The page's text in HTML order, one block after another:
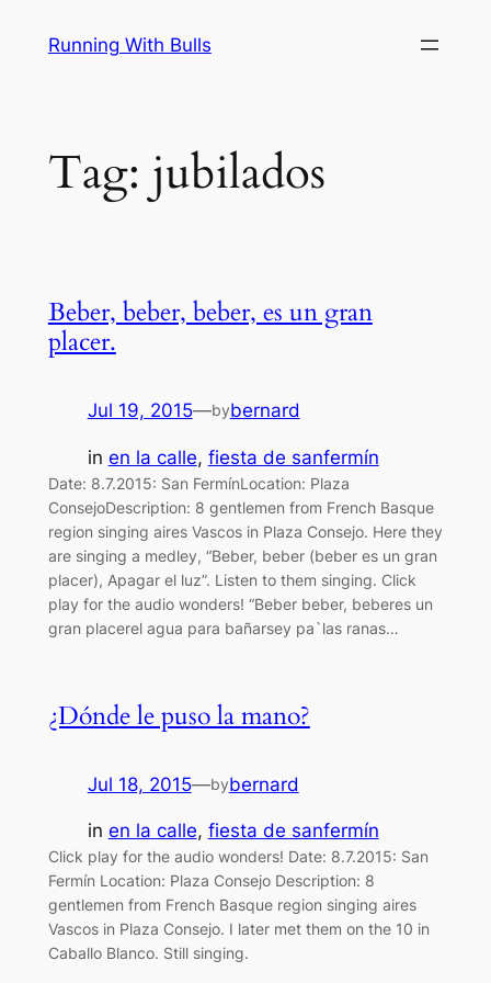
Running With Bulls
Tag: jubilados
Beber, beber, beber, es un gran
placer.
Jul 19, 2015—bybernard
in en la calle, fiesta de sanfermín
Date: 8.7.2015: San FermínLocation: Plaza
ConsejoDescription: 8 gentlemen from French Basque
region singing aires Vascos in Plaza Consejo. Here they
are singing a medley, “Beber, beber (beber es un gran
placer), Apagar el luz”. Listen to them singing. Click
play for the audio wonders! “Beber beber, beberes un
gran placerel agua para bañarsey pa`las ranas…
¿Dónde le puso la mano?
Jul 18, 2015—bybernard
in en la calle, fiesta de sanfermín
Click play for the audio wonders! Date: 8.7.2015: San
Fermín Location: Plaza Consejo Description: 8
gentlemen from French Basque region singing aires
Vascos in Plaza Consejo. I later met them on the 10 in
Caballo Blanco. Still singing.